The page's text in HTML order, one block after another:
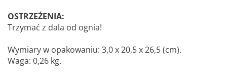
OSTRZEŻENIA:
Trzymać z dala od ognia!
Wymiary w opakowaniu: 3,0 x 20,5 x 26,5 (cm).
Waga: 0,26 kg.